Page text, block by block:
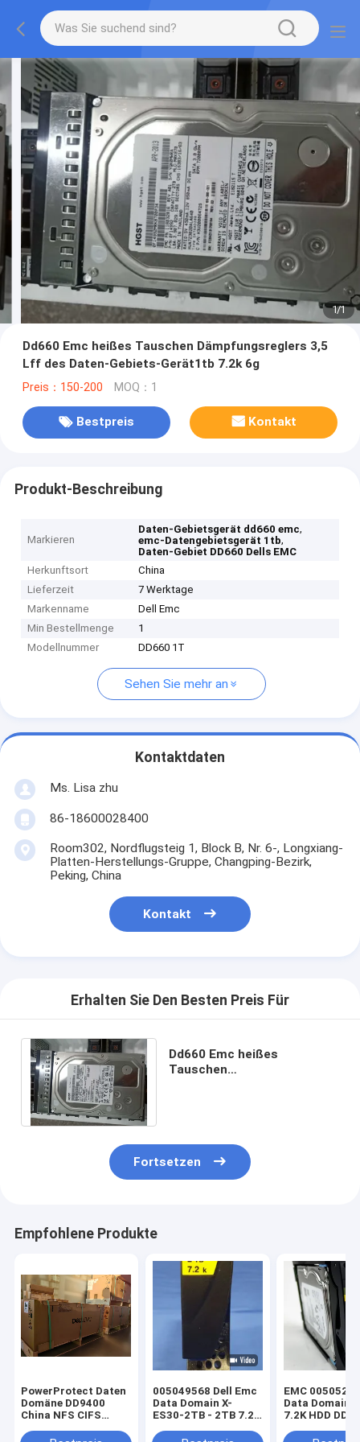
1/1
Dd660 Emc heißes Tauschen Dämpfungsreglers 3,5
Lff des Daten-Gebiets-Gerät1tb 7.2k 6g
Preis：150-200 MOQ：1
Bestpreis Kontakt
Produkt-Beschreibung
Markieren
Daten-Gebietsgerät dd660 emc,
emc-Datengebietsgerät 1tb,
Daten-Gebiet DD660 Dells EMC
Herkunftsort
China
Lieferzeit
7 Werktage
Markenname
Dell Emc
Min Bestellmenge
1
Modellnummer
DD660 1T
Sehen Sie mehr an
Kontaktdaten
Ms. Lisa zhu
86-18600028400
Room302, Nordflugsteig 1, Block B, Nr. 6-, Longxiang-
Platten-Herstellungs-Gruppe, Changping-Bezirk,
Peking, China
Kontakt
Erhalten Sie Den Besten Preis Für
Dd660 Emc heißes
Tauschen
Fortsetzen
Empfohlene Produkte
PowerProtect Daten
Domäne DD9400
China NFS CIFS
105*8T Speicher
005049568 Dell Emc
Data Domain X-
ES30-2TB - 2TB 7.2K
EMC
Data Domain
7.2K HDD